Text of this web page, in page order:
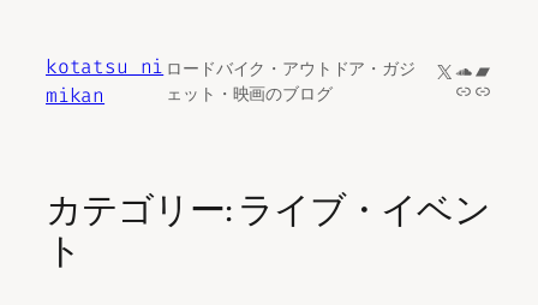
kotatsu ni
mikan
ロードバイク・アウトドア・ガジ
ェット・映画のブログ
X
リンクリンク
カテゴリー:ライブ・イベン
ト